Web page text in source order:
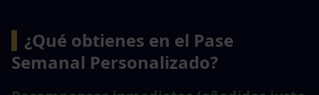
¿Qué obtienes en el Pase
Semanal Personalizado?